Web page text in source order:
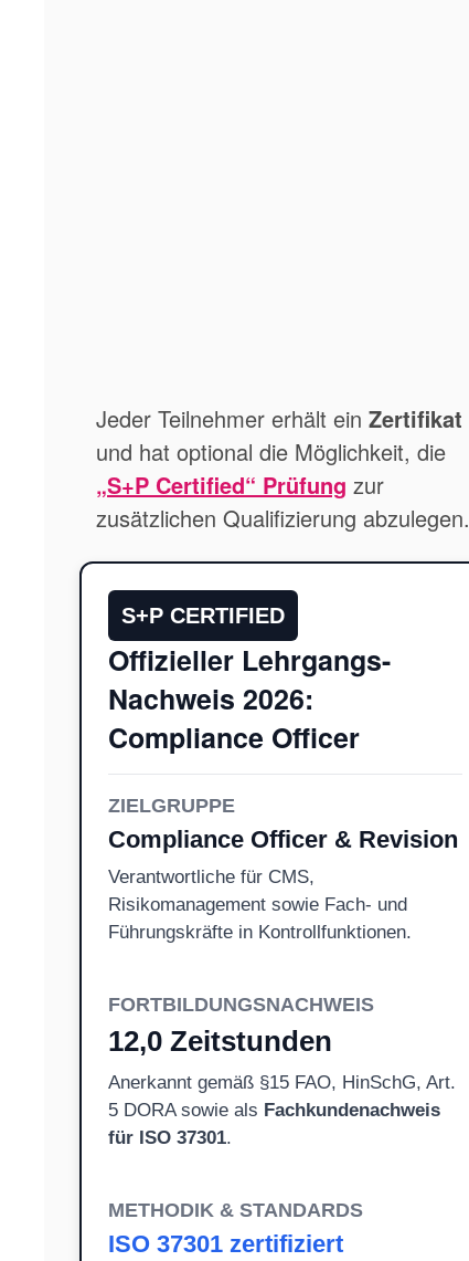
Jeder Teilnehmer erhält ein Zertifikat
und hat optional die Möglichkeit, die
„S+P Certified“ Prüfung zur
zusätzlichen Qualifizierung abzulegen.
S+P CERTIFIED
Offizieller Lehrgangs-
Nachweis 2026:
Compliance Officer
ZIELGRUPPE
Compliance Officer & Revision
Verantwortliche für CMS,
Risikomanagement sowie Fach- und
Führungskräfte in Kontrollfunktionen.
FORTBILDUNGSNACHWEIS
12,0 Zeitstunden
Anerkannt gemäß §15 FAO, HinSchG, Art.
5 DORA sowie als Fachkundenachweis
für ISO 37301.
METHODIK & STANDARDS
ISO 37301 zertifiziert